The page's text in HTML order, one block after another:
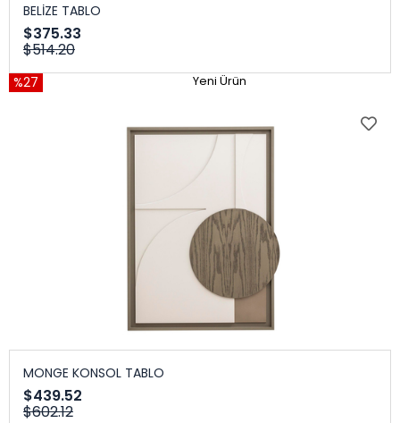
BELİZE TABLO
$375.33
$514.20
%27 Yeni Ürün
MONGE KONSOL TABLO
$439.52
$602.12